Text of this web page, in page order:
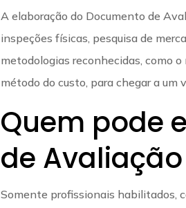
A elaboração do Documento de
inspeções físicas, pesquisa de
metodologias reconhecidas, como
método do custo, para chegar a um
Quem pode
de
Somente profissionais habilitados,